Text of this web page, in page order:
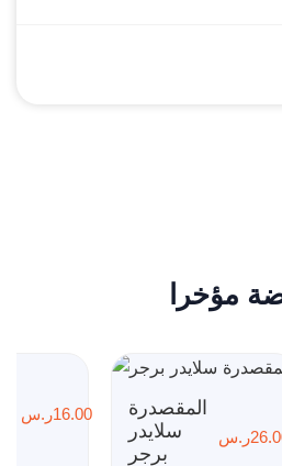
مؤخرا
المقصدرة
سلايدر
برجر
ر.س
16.00ر.س